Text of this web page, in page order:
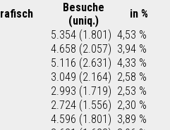
Besuche
(uniq.)
in %
5.354 (1.801) 4,53 %
4.658 (2.057) 3,94 %
5.116 (2.631) 4,33 %
3.049 (2.164) 2,58 %
2.993 (1.719) 2,53 %
2.724 (1.556) 2,30 %
4.596 (1.801) 3,89 %